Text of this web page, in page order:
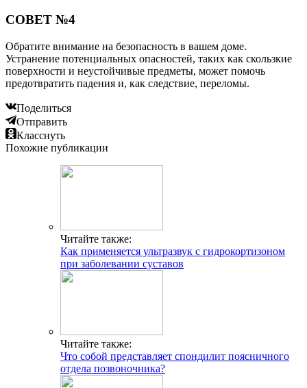
СОВЕТ №4
Обратите внимание на безопасность в вашем доме.
Устранение потенциальных опасностей, таких как скользкие
поверхности и неустойчивые предметы, может помочь
предотвратить падения и, как следствие, переломы.
Поделиться
Отправить
Класснуть
Похожие публикации
Читайте также:
Как применяется ультразвук с гидрокортизоном
при заболевании суставов
Читайте также:
Что собой представляет спондилит поясничного
отдела позвоночника?